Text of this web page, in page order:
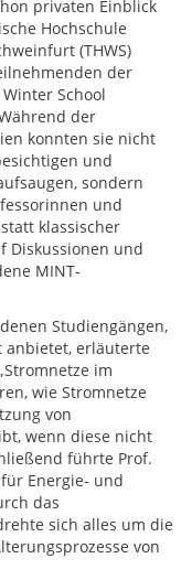
privaten Einblick
Hochschule
(THWS)
der
School
der
konnten sie nicht
und
sondern
und
klassischer
Diskussionen und
MINT-
Studiengängen,
anbietet, erläuterte
im
wie Stromnetze
von
wenn diese nicht
führte Prof.
Energie- und
das
sich alles um die
von